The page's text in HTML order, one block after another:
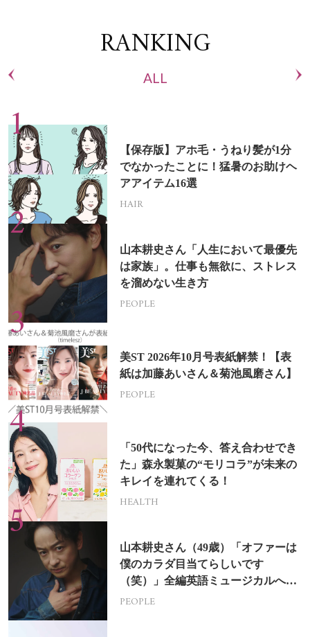
RANKING
ALL
【保存版】アホ毛・うねり髪が1分
でなかったことに！猛暑のお助けヘ
アアイテム16選
HAIR
山本耕史さん「人生において最優先
は家族」。仕事も無欲に、ストレス
を溜めない生き方
PEOPLE
美ST 2026年10月号表紙解禁！【表
紙は加藤あいさん＆菊池風磨さん】
PEOPLE
「50代になった今、答え合わせでき
た」森永製菓の“モリコラ”が未来の
キレイを連れてくる！
HEALTH
山本耕史さん（49歳）「オファーは
僕のカラダ目当てらしいです
（笑）」全編英語ミュージカルへの
挑戦
PEOPLE